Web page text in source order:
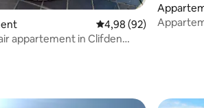
Gemiddelde
4,98 (92)
appartement in Clifden